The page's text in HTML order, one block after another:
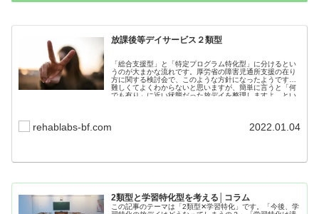
放課後等デイサービス２類型
「総合支援型」と「特定プログラム特化型」に分けるとい
うのが大まかな流れです。厚労省の障害児通所支援の在り
方に関する検討会で、このような方針になったようです。
難しくてよくわからないと思いますが、簡単に言うと「何
でも有り」に近い状態だった放デイを整理しますよ、とい
rehablabs-bf.com 2022.01.04
2類型と学習特化型を考える│コラム
この記事のテーマは「2類型✕学習特化」です。「今後、学